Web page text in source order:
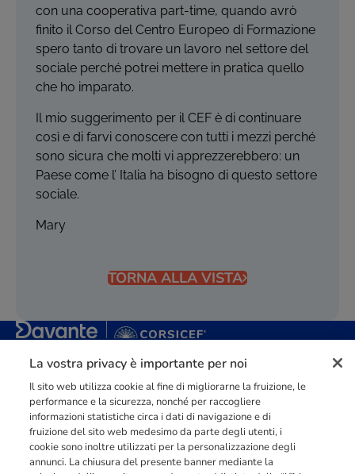
con una cooperativa part-time, quando avrò
finito il Corso del Centro Europeo di Formazione
spero tanto di trovare un lavoro nel settore del
sociale perché potrei mettere in pratica quello
che ho imparato.
Il mio suggerimento per il CEF è di continuare
così e di farvi conoscere con tutti i mezzi perché
sono sicura che molti vi apprezzerebbero: un
Paese come l’ Italia ha bisogno di questo settore
sociale.
Mary
TORNA ALLA VISTA
Punto di riferimento didimensione europeanella
orientata al mercato del lavoro con più di
raggiunti e formati all’anno tra Spagna, Portogallo e Italia.
03211992123
La vostra privacy è importante per noi
Il sito web utilizza cookie al fine di migliorarne la fruizione, le
performance e la sicurezza, nonché per raccogliere
informazioni statistiche circa i dati di navigazione e di
fruizione del sito web medesimo da parte degli utenti, i
cookie sono inoltre utilizzati per la personalizzazione degli
annunci. La chiusura del presente banner mediante la